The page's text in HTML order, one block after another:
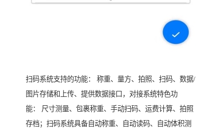
扫码系统支持的功能： 称重、量方、拍照、扫码、数据/
图片存储和上传、提供数据接口，对接系统特色功
能： 尺寸测量、包裹称重、手动扫码、运费计算、拍照
存档；扫码系统具备自动称重、自动读码、自动体积测